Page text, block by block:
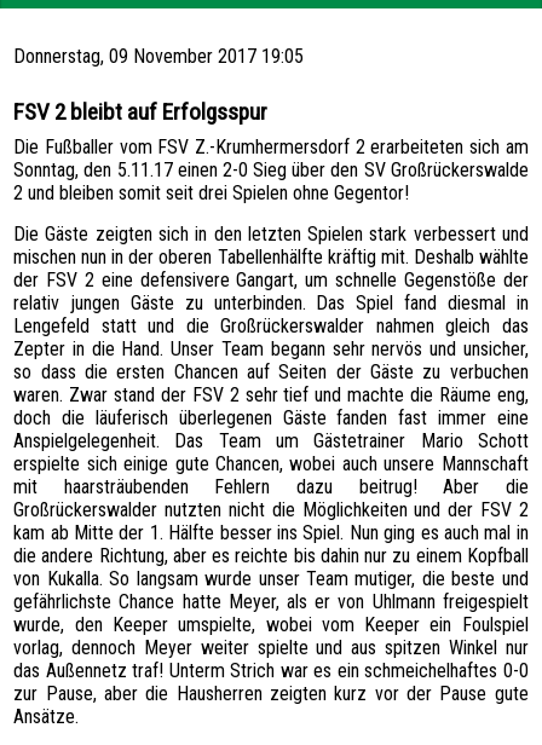
VEREIN
SPONSOREN
HATTRICK
FOTOGALERIE
KONTAKT
Donnerstag, 09 November 2017 19:05
FSV 2 bleibt auf Erfolgsspur
Die Fußballer vom FSV Z.-Krumhermersdorf 2 erarbeiteten sich am
Sonntag, den 5.11.17 einen 2-0 Sieg über den SV Großrückerswalde
2 und bleiben somit seit drei Spielen ohne Gegentor!
Die Gäste zeigten sich in den letzten Spielen stark verbessert und
mischen nun in der oberen Tabellenhälfte kräftig mit. Deshalb wählte
der FSV 2 eine defensivere Gangart, um schnelle Gegenstöße der
relativ jungen Gäste zu unterbinden. Das Spiel fand diesmal in
Lengefeld statt und die Großrückerswalder nahmen gleich das
Zepter in die Hand. Unser Team begann sehr nervös und unsicher,
so dass die ersten Chancen auf Seiten der Gäste zu verbuchen
waren. Zwar stand der FSV 2 sehr tief und machte die Räume eng,
doch die läuferisch überlegenen Gäste fanden fast immer eine
Anspielgelegenheit. Das Team um Gästetrainer Mario Schott
erspielte sich einige gute Chancen, wobei auch unsere Mannschaft
mit haarsträubenden Fehlern dazu beitrug! Aber die
Großrückerswalder nutzten nicht die Möglichkeiten und der FSV 2
kam ab Mitte der 1. Hälfte besser ins Spiel. Nun ging es auch mal in
die andere Richtung, aber es reichte bis dahin nur zu einem Kopfball
von Kukalla. So langsam wurde unser Team mutiger, die beste und
gefährlichste Chance hatte Meyer, als er von Uhlmann freigespielt
wurde, den Keeper umspielte, wobei vom Keeper ein Foulspiel
vorlag, dennoch Meyer weiter spielte und aus spitzen Winkel nur
das Außennetz traf! Unterm Strich war es ein schmeichelhaftes 0-0
zur Pause, aber die Hausherren zeigten kurz vor der Pause gute
Ansätze.